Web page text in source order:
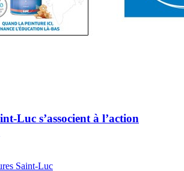
Luc s’associent à l’action
Saint-Luc